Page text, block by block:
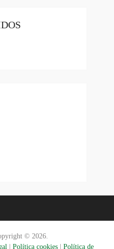
© 2026.
|Política cookies |Política de